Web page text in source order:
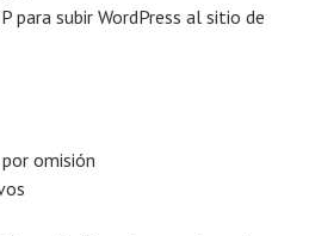
para subir WordPress al sitio de
omisión